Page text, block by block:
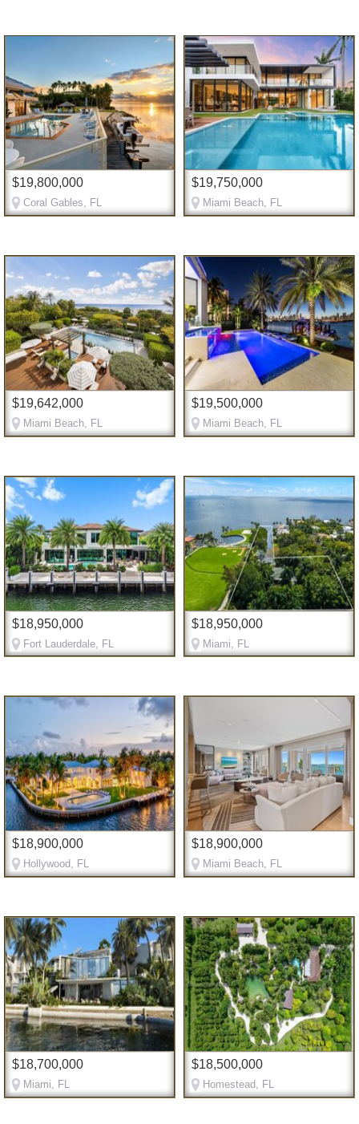
$19,800,000
Coral Gables, FL
$19,750,000
Miami Beach, FL
$19,642,000
Miami Beach, FL
$19,500,000
Miami Beach, FL
$18,950,000
Fort Lauderdale, FL
$18,950,000
Miami, FL
$18,900,000
Hollywood, FL
$18,900,000
Miami Beach, FL
$18,700,000
Miami, FL
$18,500,000
Homestead, FL